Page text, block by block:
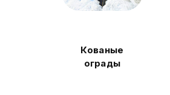
Кованые
ограды